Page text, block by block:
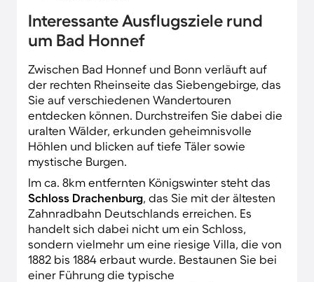
Interessante Ausflugsziele rund
um Bad Honnef
Zwischen Bad Honnef und Bonn verläuft auf
der rechten Rheinseite das Siebengebirge, das
Sie auf verschiedenen Wandertouren
entdecken können. Durchstreifen Sie dabei die
uralten Wälder, erkunden geheimnisvolle
Höhlen und blicken auf tiefe Täler sowie
mystische Burgen.
Im ca. 8km entfernten Königswinter steht das
Schloss Drachenburg, das Sie mit der ältesten
Zahnradbahn Deutschlands erreichen. Es
handelt sich dabei nicht um ein Schloss,
sondern vielmehr um eine riesige Villa, die von
1882 bis 1884 erbaut wurde. Bestaunen Sie bei
einer Führung die typische